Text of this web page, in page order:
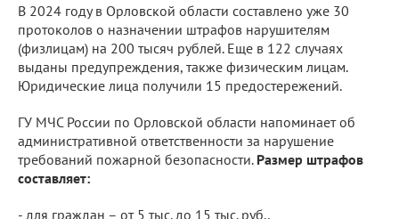
В 2024 году в Орловской области составлено уже 30
протоколов о назначении штрафов нарушителям
(физлицам) на 200 тысяч рублей. Еще в 122 случаях
выданы предупреждения, также физическим лицам.
Юридические лица получили 15 предостережений.
ГУ МЧС России по Орловской области напоминает об
административной ответственности за нарушение
требований пожарной безопасности. Размер штрафов
составляет:
- для граждан – от 5 тыс. до 15 тыс. руб.,